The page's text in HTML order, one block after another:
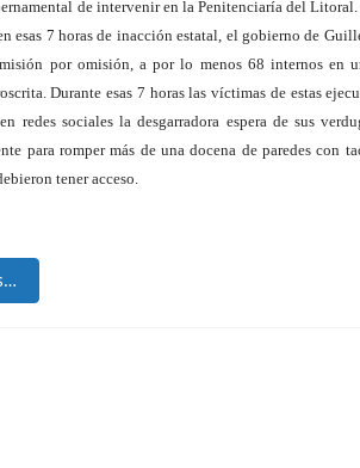
de intervenir en la Penitenciaría del
esas 7 horas de inacción estatal, el gobierno de
por omisión, a por lo menos 68 internos en
Durante esas 7 horas las víctimas de estas
redes sociales la desgarradora espera de sus
para romper más de una docena de paredes con
tener acceso.